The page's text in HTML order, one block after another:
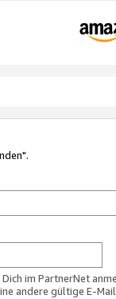
im PartnerNet
andere gültige E-